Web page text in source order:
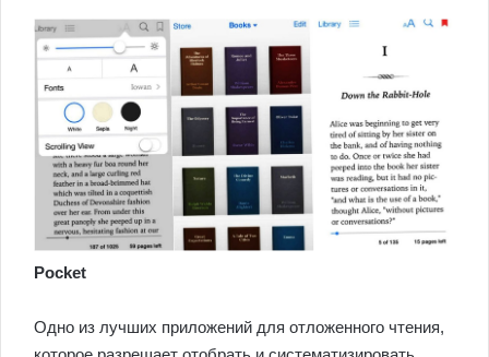
Pocket
Одно из лучших приложений для отложенного чтения,